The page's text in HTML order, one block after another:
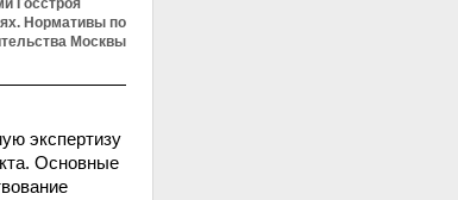
Госстроя
Нормативы по
Москвы
экспертизу
Основные